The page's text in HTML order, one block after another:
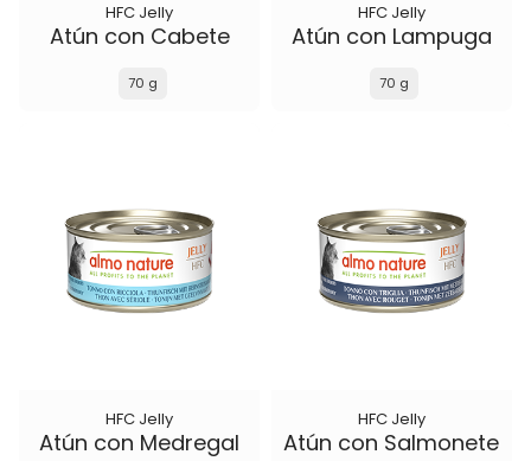
HFC Jelly
Atún con Cabete
70 g
HFC Jelly
Atún con Lampuga
70 g
HFC Jelly
Atún con Medregal
HFC Jelly
Atún con Salmonete